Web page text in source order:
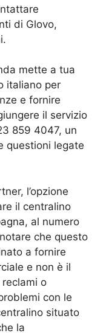
di Glovo,
mette a tua
italiano per
e fornire
il servizio
859 4047, un
questioni legate
l’opzione
il centralino
al numero
che questo
a fornire
e non è il
o
con le
situato
la